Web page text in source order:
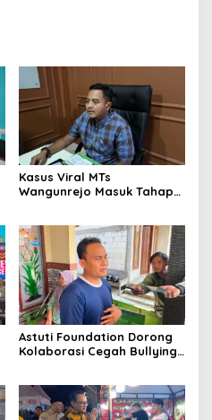
Kasus Viral MTs
Wangunrejo Masuk Tahap
Astuti Foundation Dorong
Kolaborasi Cegah Bullying